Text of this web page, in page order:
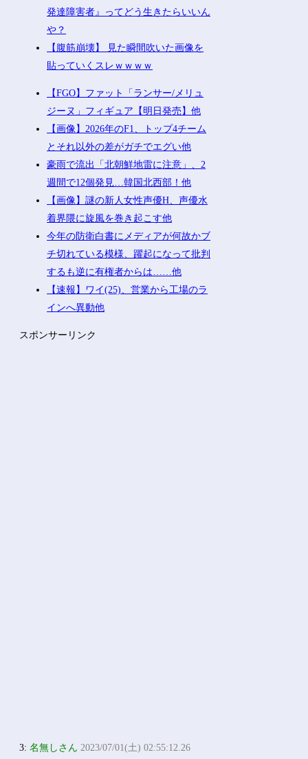
発達障害者』ってどう生きたらいいん
や？
【腹筋崩壊】 見た瞬間吹いた画像を
貼っていくスレｗｗｗｗ
【FGO】ファット「ランサー/メリュ
ジーヌ」フィギュア【明日発売】他
【画像】2026年のF1、トップ4チーム
とそれ以外の差がガチでエグい他
豪雨で流出「北朝鮮地雷に注意」、2
週間で12個発見…韓国北西部！他
【画像】謎の新人女性声優H、声優水
着界隈に旋風を巻き起こす他
今年の防衛白書にメディアが何故かブ
チ切れている模様、躍起になって批判
するも逆に有権者からは……他
【速報】ワイ(25)、営業から工場のラ
インへ異動他
スポンサーリンク
3:名無しさん 2023/07/01(土) 02:55:12.26